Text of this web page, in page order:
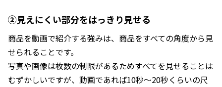
②見えにくい部分をはっきり見せる
商品を動画で紹介する強みは、商品をすべての角度から見
せられることです。
写真や画像は枚数の制限があるためすべてを見せることは
むずかしいですが、動画であれば10秒～20秒くらいの尺